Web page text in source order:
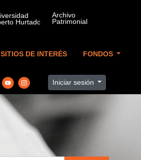
SITIOS DE INTERÉS FONDOS
Iniciar sesión